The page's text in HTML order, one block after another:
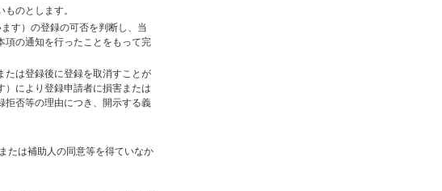
のとします。
す）の登録の可否を判断し、当
項の通知を行ったことをもって完
たは登録後に登録を取消すことが
により登録申請者に損害または
拒否等の理由につき、開示する義
たは補助人の同意等を得ていなか